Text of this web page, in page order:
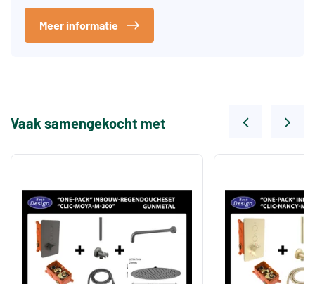
Meer informatie
Vaak samengekocht met